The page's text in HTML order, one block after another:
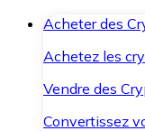
Acheter des
Achetez les
Vendre des
Convertissez